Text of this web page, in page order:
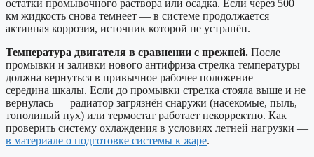
остатки промывочного раствора или осадка. Если через 500
км жидкость снова темнеет — в системе продолжается
активная коррозия, источник которой не устранён.
Температура двигателя в сравнении с прежней. После
промывки и заливки нового антифриза стрелка температуры
должна вернуться в привычное рабочее положение —
середина шкалы. Если до промывки стрелка стояла выше и не
вернулась — радиатор загрязнён снаружи (насекомые, пыль,
тополиный пух) или термостат работает некорректно. Как
проверить систему охлаждения в условиях летней нагрузки —
в материале о подготовке системы к жаре.